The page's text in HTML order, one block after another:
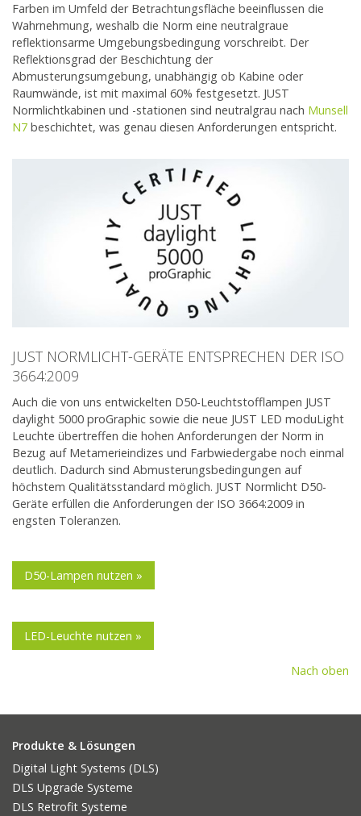
Farben im Umfeld der Betrachtungsfläche beeinflussen die
Wahrnehmung, weshalb die Norm eine neutralgraue
reflektionsarme Umgebungsbedingung vorschreibt. Der
Reflektionsgrad der Beschichtung der
Abmusterungsumgebung, unabhängig ob Kabine oder
Raumwände, ist mit maximal 60% festgesetzt. JUST
Normlichtkabinen und -stationen sind neutralgrau nach Munsell
N7 beschichtet, was genau diesen Anforderungen entspricht.
JUST NORMLICHT-GERÄTE ENTSPRECHEN DER ISO
3664:2009
Auch die von uns entwickelten D50-Leuchtstofflampen JUST
daylight 5000 proGraphic sowie die neue JUST LED moduLight
Leuchte übertreffen die hohen Anforderungen der Norm in
Bezug auf Metamerieindizes und Farbwiedergabe noch einmal
deutlich. Dadurch sind Abmusterungsbedingungen auf
höchstem Qualitätsstandard möglich. JUST Normlicht D50-
Geräte erfüllen die Anforderungen der ISO 3664:2009 in
engsten Toleranzen.
D50-Lampen nutzen »
LED-Leuchte nutzen »
Nach oben
Produkte & Lösungen
Digital Light Systems (DLS)
DLS Upgrade Systeme
DLS Retrofit Systeme